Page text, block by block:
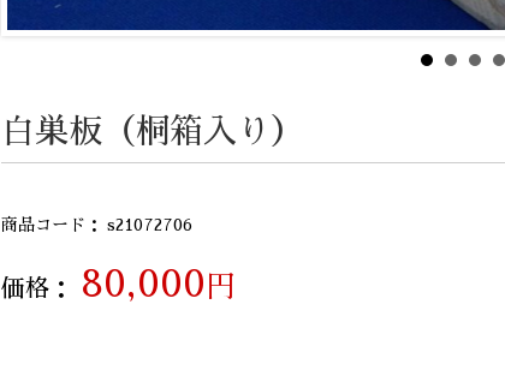
白巣板（桐箱入り）
商品コード： s21072706
価格： 80,000 円